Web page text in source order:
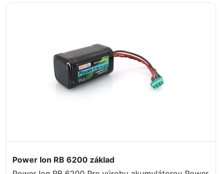
Power Ion RB 6200 základ